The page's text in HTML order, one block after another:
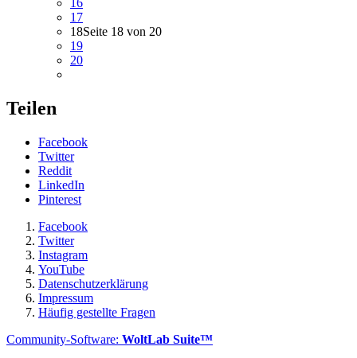
17
18Seite 18 von 20
19
20
Teilen
Facebook
Twitter
Reddit
LinkedIn
Pinterest
Facebook
Twitter
Instagram
YouTube
Datenschutzerklärung
Impressum
Häufig gestellte Fragen
Community-Software: WoltLab Suite™